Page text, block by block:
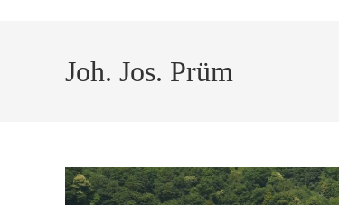
Joh. Jos. Prüm